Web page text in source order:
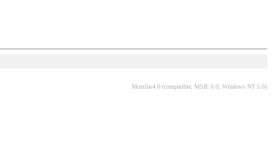
Mozilla/4.0 (compatible; MSIE 6.0; Windows NT 5.0)